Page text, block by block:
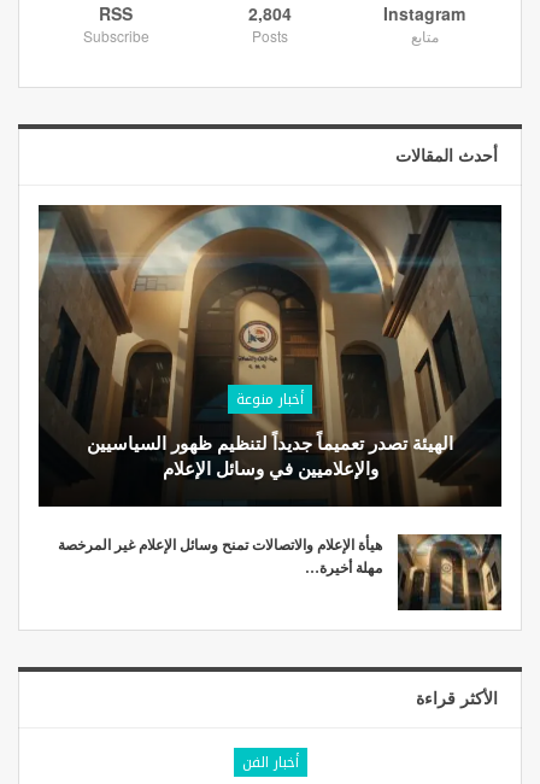
Instagram
متابع
2,804
Posts
RSS
Subscribe
أحدث المقالات
أخبار منوعة
الهيئة تصدر تعميماً جديداً لتنظيم ظهور السياسيين
والإعلاميين في وسائل الإعلام
هيأة الإعلام والاتصالات تمنح وسائل الإعلام غير المرخصة
مهلة أخيرة…
الأكثر قراءة
أخبار الفن